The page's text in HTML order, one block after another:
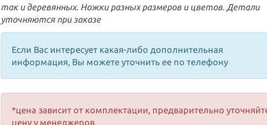
так и деревянных. Ножки разных размеров и цветов. Детали
уточняются при заказе
Если Вас интересует какая-либо дополнительная
информация, Вы можете уточнить ее по телефону
*цена зависит от комплектации, предварительно
цену у менеджеров